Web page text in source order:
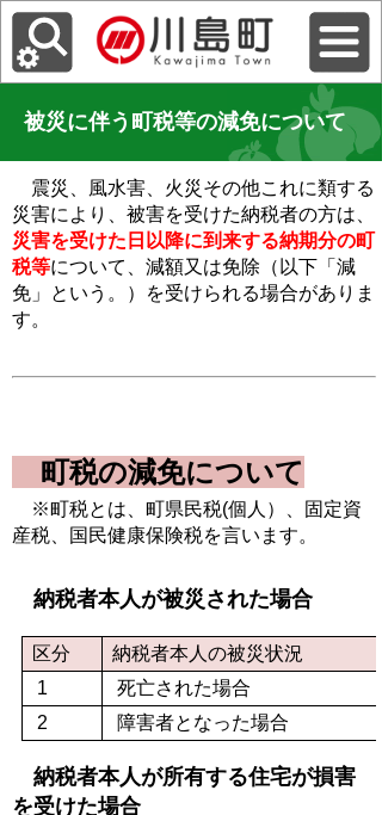
被災に伴う町税等の減免について
震災、風水害、火災その他これに類する
災害により、被害を受けた納税者の方は、
災害を受けた日以降に到来する納期分の町
税等について、減額又は免除（以下「減
免」という。）を受けられる場合がありま
す。
町税の減免について
※町税とは、町県民税(個人）、固定資
産税、国民健康保険税を言います。
納税者本人が被災された場合
区分
納税者本人の被災状況
1
死亡された場合
2
障害者となった場合
納税者本人が所有する住宅が損害
を受けた場合